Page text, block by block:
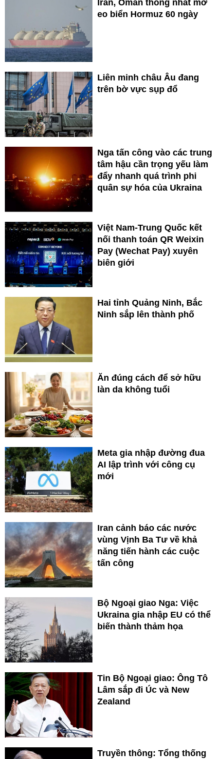
Iran, Oman thống nhất mở
eo biển Hormuz 60 ngày
Liên minh châu Âu đang
trên bờ vực sụp đổ
Nga tấn công vào các trung
tâm hậu cần trọng yếu làm
đẩy nhanh quá trình phi
quân sự hóa của Ukraina
Việt Nam-Trung Quốc kết
nối thanh toán QR Weixin
Pay (Wechat Pay) xuyên
biên giới
Hai tỉnh Quảng Ninh, Bắc
Ninh sắp lên thành phố
Ăn đúng cách để sở hữu
làn da không tuổi
Meta gia nhập đường đua
AI lập trình với công cụ
mới
Iran cảnh báo các nước
vùng Vịnh Ba Tư về khả
năng tiến hành các cuộc
tấn công
Bộ Ngoại giao Nga: Việc
Ukraina gia nhập EU có thể
biến thành thảm họa
Tin Bộ Ngoại giao: Ông Tô
Lâm sắp đi Úc và New
Zealand
Truyền thông: Tổng thống